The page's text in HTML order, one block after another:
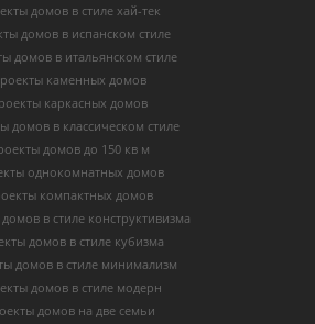
домов в стиле хай-тек
домов в испанском стиле
домов в итальянском стиле
каменных домов
каркасных домов
домов в классическом стиле
домов до 150 кв м
однокомнатных домов
компактных домов
в стиле конструктивизма
домов в стиле кубизма
домов в стиле минимализм
домов в стиле модерн
домов на две семьи